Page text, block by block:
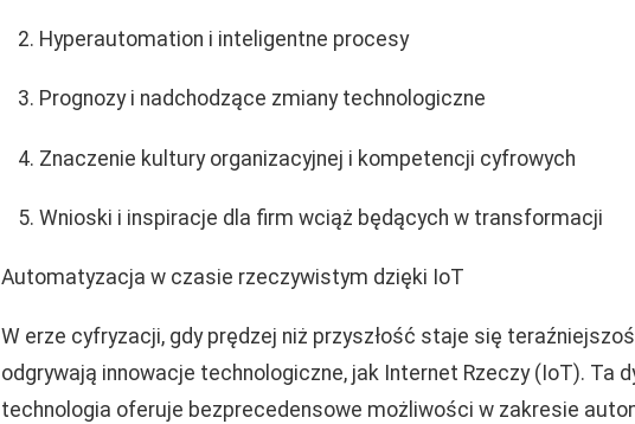
Hyperautomation i inteligentne procesy
Prognozy i nadchodzące zmiany technologiczne
Znaczenie kultury organizacyjnej i kompetencji cyfrowych
Wnioski i inspiracje dla firm wciąż będących w transformacji
Automatyzacja w czasie rzeczywistym dzięki IoT
W erze cyfryzacji, gdy prędzej niż przyszłość staje się
odgrywają innowacje technologiczne, jak Internet Rzeczy (IoT). Ta
technologia oferuje bezprecedensowe możliwości w zakresie